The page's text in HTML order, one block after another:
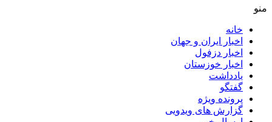
خانه
اخبار ایران و جهان
اخبار دزفول
اخبار خوزستان
یادداشت
گفتگو
پرونده ویژه
گزارش های ویدویی